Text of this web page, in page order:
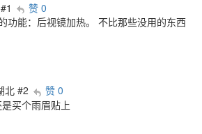
#1
赞 0
功能：后视镜加热。 不比那些没用的东西
北 #2
赞 0
买个雨眉贴上